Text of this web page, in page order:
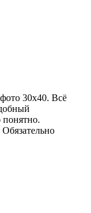
30х40. Всё
понятно.